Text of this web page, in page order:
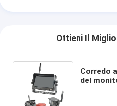
Ottieni Il
Corredo
del